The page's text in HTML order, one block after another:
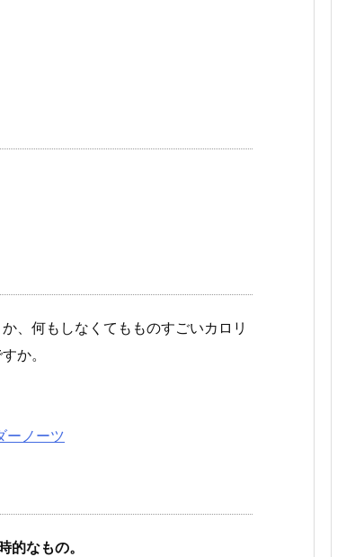
、何もしなくてもものすごいカロリ
か。
ーノーツ
なもの。